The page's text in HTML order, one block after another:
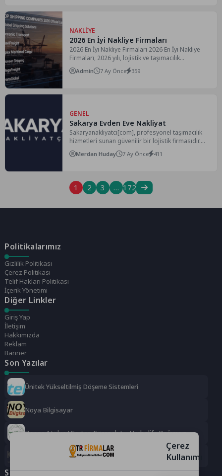
NAKLIYE
2026 En İyi Nakliye Firmaları
2026 En İyi Nakliye Firmaları 2026 En İyi Nakliye
Firmaları, 2026 yılı, lojistik ve taşımacılık...
Admin 7 Ay Önce 359
GENEL
Sakarya Evden Eve Nakliyat
Sakaryanakliyatci[com], profesyonel taşımacılık
hizmetleri sunan güvenilir bir lojistik firmasıdır.
Sakarya nakliyat sektöründe uzman ekibimiz ve...
Merdan Huday 7 Ay Önce 411
1 2 3 … 172
Politikalarımız
Gizlilik Politikası
Çerez Politikası
Telif Hakları Politikası
İçerik Yönetimi
Diğer Linkler
Giriş Yap
İletişim
Hakkımızda
Reklam
Banner
Son Yazılar
Ünitek Yükseltilmiş Döşeme Sistemleri
Noya Bilgisayar
Denge Atölye ( Sertap Görenek ) – Herbalife Bağımsız
Gks Güvenlik Sistemleri Dış Tic. Ltd Şti
Sosyal Medya
Çerez
Kullanımı